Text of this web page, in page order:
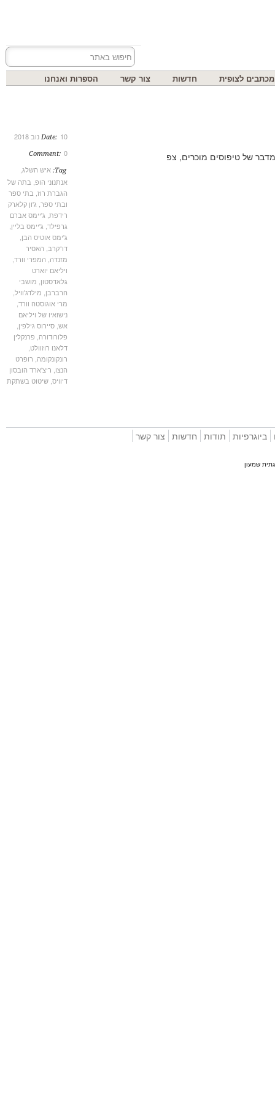
לצופית חדשות צור קשר הספרות ואנחנו
Date:
Comment:
איש השלג,
אנתנוני הופ ,בתה של
הגברת רוז, בתי ספר
ובתי ספר ,ג'ון קלארק
רידפת,ג'יימס אברם
גרפילד,ג'יימס בליין,
ג'ימס אוטיס הבן
דו־קרב,האסיר
מזנדה,המפרי וורד
ויליאם יוארט
גלאדסטון,מושבי
הרברבן,מילדג'וויל,
מרי אוגוסטה וורד
נישואיו של ויליאם
,סיירוס גילפין,
פלורודורה,פרנקלין
דלאנו רוזוולט,
רונקונקומה,רופרט
,ריצ'ארד הובסון
דיוויס,שיטוט בשתקת
תודות חדשות צור קשר
שמעון